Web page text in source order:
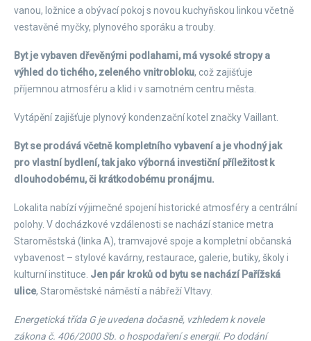
vanou, ložnice a obývací pokoj s novou kuchyňskou linkou včetně
vestavěné myčky, plynového sporáku a trouby.
Byt je vybaven dřevěnými podlahami, má vysoké stropy a
výhled do tichého, zeleného vnitrobloku, což zajišťuje
příjemnou atmosféru a klid i v samotném centru města.
Vytápění zajišťuje plynový kondenzační kotel značky Vaillant.
Byt se prodává včetně kompletního vybavení a je vhodný jak
pro vlastní bydlení, tak jako výborná investiční příležitost k
dlouhodobému, či krátkodobému pronájmu.
Lokalita nabízí výjimečné spojení historické atmosféry a centrální
polohy. V docházkové vzdálenosti se nachází stanice metra
Staroměstská (linka A), tramvajové spoje a kompletní občanská
vybavenost – stylové kavárny, restaurace, galerie, butiky, školy i
kulturní instituce. Jen pár kroků od bytu se nachází Pařížská
ulice, Staroměstské náměstí a nábřeží Vltavy.
Energetická třída G je uvedena dočasně, vzhledem k novele
zákona č. 406/2000 Sb. o hospodaření s energií. Po dodání